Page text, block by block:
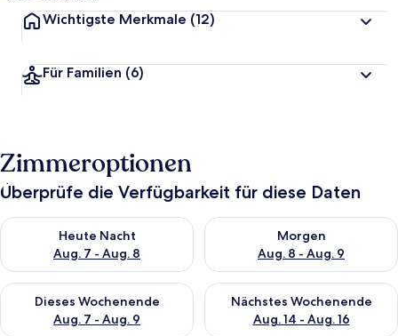
Wichtigste Merkmale (12)
Für Familien (6)
Zimmeroptionen
Überprüfe die Verfügbarkeit für diese Daten
Heute Nacht
Aug. 7 - Aug. 8
Überprüfe die Verfügbarkeit für heute Nacht, Aug. 7 - Aug. 8.
Morgen
Aug. 8 - Aug. 9
Überprüfe die Verfügbarkeit
Dieses Wochenende
Aug. 7 - Aug. 9
Überprüfe die Verfügbarkeit für dieses Wochenende, Aug. 7
Nächstes Wochenende
Aug. 14 - Aug. 16
Überprüfe die Verfügbarkeit